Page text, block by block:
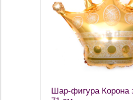
Шар-фигура Корона